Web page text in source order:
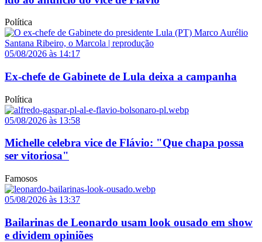
Política
05/08/2026 às 14:17
Ex-chefe de Gabinete de Lula deixa a campanha
Política
05/08/2026 às 13:58
Michelle celebra vice de Flávio: "Que chapa possa
ser vitoriosa"
Famosos
05/08/2026 às 13:37
Bailarinas de Leonardo usam look ousado em show
e dividem opiniões